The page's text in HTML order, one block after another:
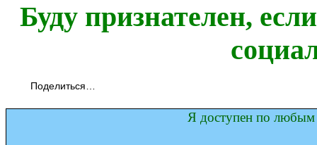
Буду признателен,
Поделиться…
Я доступен по любым